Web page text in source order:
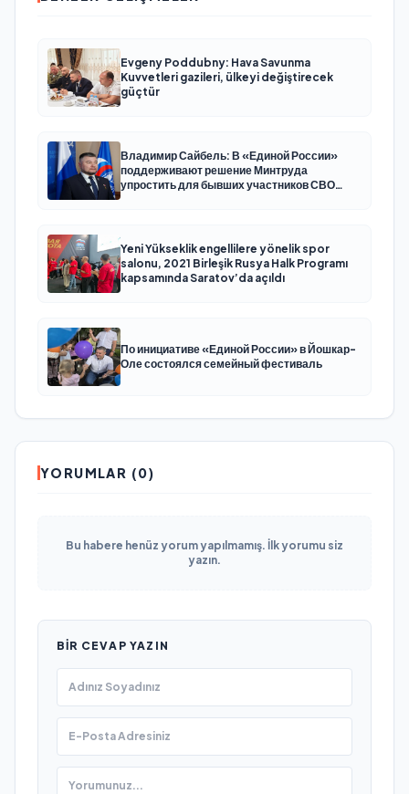
Evgeny Poddubny: Hava Savunma
Kuvvetleri gazileri, ülkeyi değiştirecek
güçtür
Владимир Сайбель: В «Единой России»
поддерживают решение Минтруда
упростить для бывших участников СВО
Yeni Yükseklik engellilere yönelik spor
salonu, 2021 Birleşik Rusya Halk Programı
kapsamında Saratov’da açıldı
По инициативе «Единой России» в Йошкар-
Оле состоялся семейный фестиваль
YORUMLAR (0)
Bu habere henüz yorum yapılmamış. İlk yorumu siz
yazın.
BIR CEVAP YAZIN